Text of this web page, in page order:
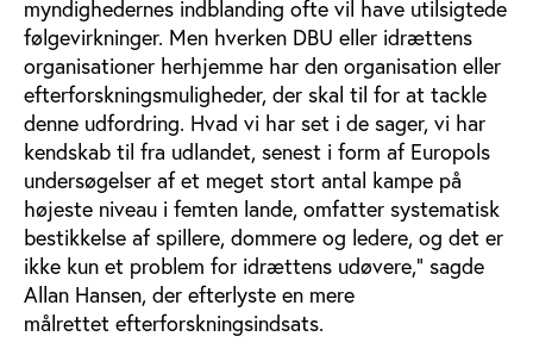
myndighedernes indblanding ofte vil have utilsigtede
følgevirkninger. Men hverken DBU eller idrættens
organisationer herhjemme har den organisation eller
efterforskningsmuligheder, der skal til for at tackle
denne udfordring. Hvad vi har set i de sager, vi har
kendskab til fra udlandet, senest i form af Europols
undersøgelser af et meget stort antal kampe på
højeste niveau i femten lande, omfatter systematisk
bestikkelse af spillere, dommere og ledere, og det er
ikke kun et problem for idrættens udøvere," sagde
Allan Hansen, der efterlyste en mere
målrettet efterforskningsindsats.